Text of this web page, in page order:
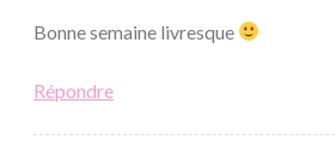
Bonne semaine livresque
Répondre